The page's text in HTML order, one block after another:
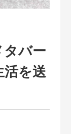
タバー
活を送